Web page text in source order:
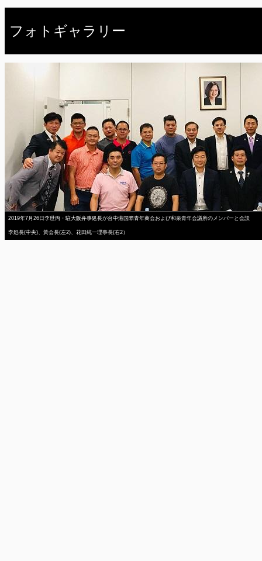
フォトギャラリー
2019年7月26日李世丙・駐大阪弁事処長が台中港国際青年商会および和泉青年会議所のメンバーと会談
李処長(中央)、黃会長(左2)、花田純一理事長(右2）